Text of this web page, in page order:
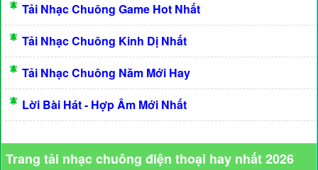
Tải Nhạc Chuông Game Hot Nhất
Tải Nhạc Chuông Kinh Dị Nhất
Tải Nhạc Chuông Năm Mới Hay
Lời Bài Hát - Hợp Âm Mới Nhất
Trang tải nhạc chuông điện thoại hay nhất 2026